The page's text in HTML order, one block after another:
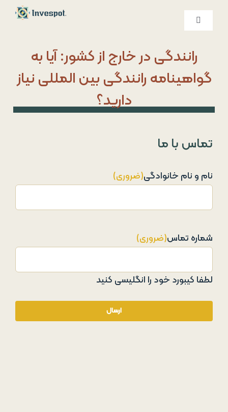
Skip
کنترلر
درباره ما
تماس با ما
رانندگی در خارج از کشور: آیا به
گواهینامه رانندگی بین المللی نیاز
دارید؟
تماس با ما
نام و نام خانوادگی(ضروری)
شماره تماس(ضروری)
لطفا کیبورد خود را انگلیسی کنید